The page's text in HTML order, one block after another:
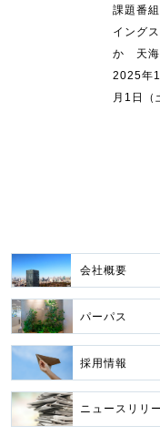
課題番
イング
か 天海
2025年
月1日（
会社概要
パーパス
採用情報
ニュースリリ